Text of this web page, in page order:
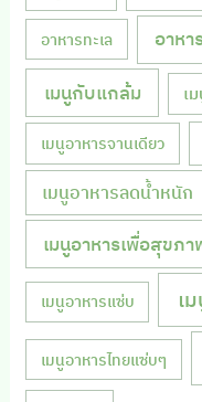
อาหารทะเล อาห
เมนูกับแกล้ม เ
เมนูอาหารจานเดียว
เมนูอาหารลดน้ำหนัก
เมนูอาหารเพื่อสุขภา
เมนูอาหารแซ่บ เ
เมนูอาหารไทยแซ่บๆ